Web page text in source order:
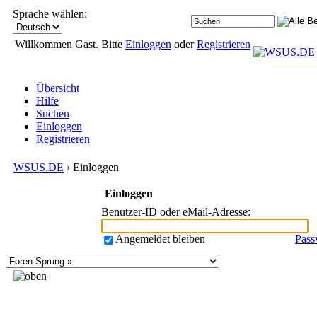
Sprache wählen:
Willkommen Gast. Bitte Einloggen oderRegistrieren
Übersicht
Hilfe
Suchen
Einloggen
Registrieren
WSUS.DE › Einloggen
Einloggen
Benutzer-ID oder eMail-Adresse:
Angemeldet bleiben